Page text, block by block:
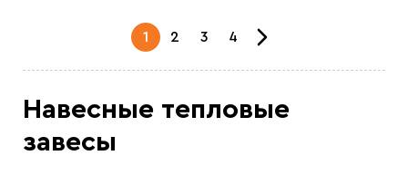
1 2 3 4
Навесные тепловые
завесы